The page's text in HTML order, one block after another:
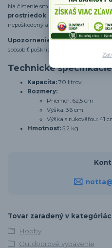
Na čistenie smaltovaného železa
prostriedok . Týmto spôsobom
nepoškodený a zachová si svoj
Upozornenie:Vyhnite sa
spôsobiť poškriabanie. Môže to viesť
Technické špecifikácie
Kapacita: 70 litrov
Rozmery:
Priemer: 62,5 cm
Výška: 36 cm
Výška s rukoväťou: 41
Hmotnosť: 5,2 kg
Tovar zaradený v
Hobby
Outdoorové vybavenie